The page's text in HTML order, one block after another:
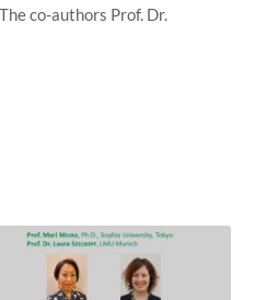
co-authors Prof. Dr.